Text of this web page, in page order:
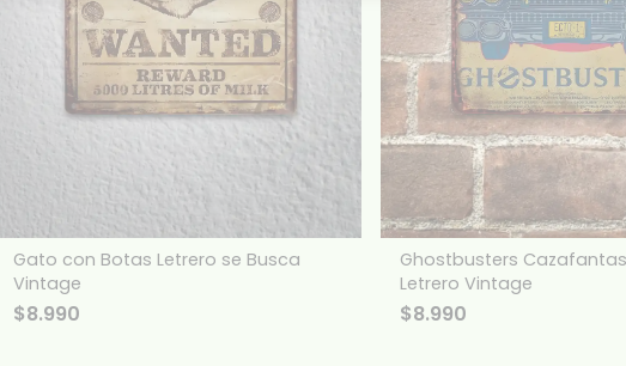
Gato con Botas Letrero se Busca
Vintage
$8.990
Ghostbusters
Letrero Vintage
$8.990